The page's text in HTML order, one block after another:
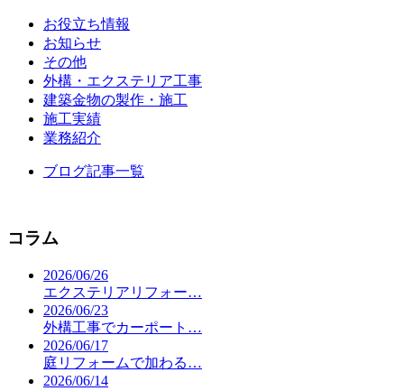
お役立ち情報
お知らせ
その他
外構・エクステリア工事
建築金物の製作・施工
施工実績
業務紹介
ブログ記事一覧
コラム
2026/06/26
エクステリアリフォー…
2026/06/23
外構工事でカーポート…
2026/06/17
庭リフォームで加わる…
2026/06/14